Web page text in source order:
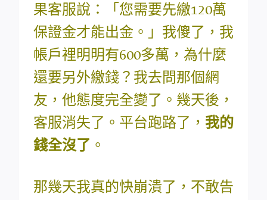
果客服說：「您需要先繳120萬
保證金才能出金。」我傻了，我
帳戶裡明明有600多萬，為什麼
還要另外繳錢？我去問那個網
友，他態度完全變了。幾天後，
客服消失了。平台跑路了， 我的
錢全沒了 。
那幾天我真的快崩潰了，不敢告